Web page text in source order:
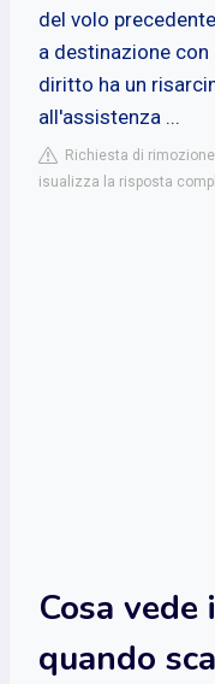
del volo
a destinazione
diritto ha un
all'assistenza ...
Richiesta di
isualizza la risposta
Cosa
quando